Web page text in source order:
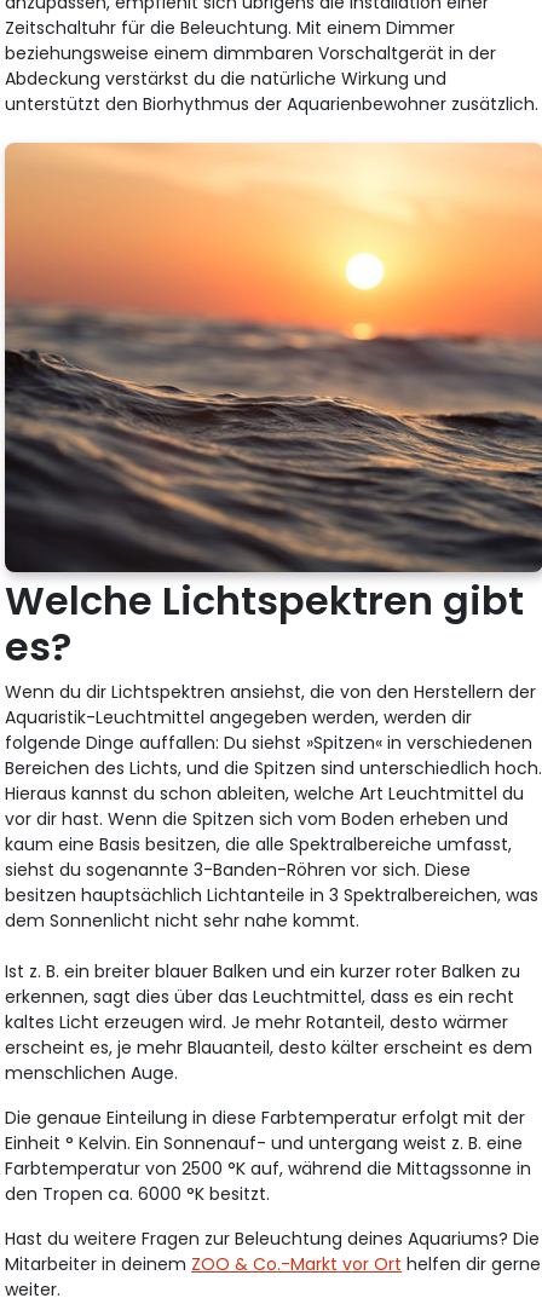
Zeitschaltuhr für die Beleuchtung. Mit einem Dimmer
beziehungsweise einem dimmbaren Vorschaltgerät in der
Abdeckung verstärkst du die natürliche Wirkung und
unterstützt den Biorhythmus der Aquarienbewohner zusätzlich.
Welche Lichtspektren gibt
es?
Wenn du dir Lichtspektren ansiehst, die von den Herstellern der
Aquaristik-Leuchtmittel angegeben werden, werden dir
folgende Dinge auffallen: Du siehst »Spitzen« in verschiedenen
Bereichen des Lichts, und die Spitzen sind unterschiedlich hoch.
Hieraus kannst du schon ableiten, welche Art Leuchtmittel du
vor dir hast. Wenn die Spitzen sich vom Boden erheben und
kaum eine Basis besitzen, die alle Spektralbereiche umfasst,
siehst du sogenannte 3-Banden-Röhren vor sich. Diese
besitzen hauptsächlich Lichtanteile in 3 Spektralbereichen, was
dem Sonnenlicht nicht sehr nahe kommt.
Ist z. B. ein breiter blauer Balken und ein kurzer roter Balken zu
erkennen, sagt dies über das Leuchtmittel, dass es ein recht
kaltes Licht erzeugen wird. Je mehr Rotanteil, desto wärmer
erscheint es, je mehr Blauanteil, desto kälter erscheint es dem
menschlichen Auge.
Die genaue Einteilung in diese Farbtemperatur erfolgt mit der
Einheit ° Kelvin. Ein Sonnenauf- und untergang weist z. B. eine
Farbtemperatur von 2500 °K auf, während die Mittagssonne in
den Tropen ca. 6000 °K besitzt.
Hast du weitere Fragen zur Beleuchtung deines Aquariums? Die
Mitarbeiter in deinem ZOO & Co.-Markt vor Ort helfen dir gerne
weiter.